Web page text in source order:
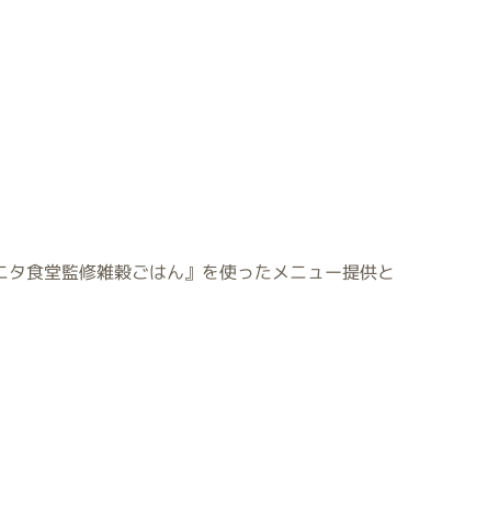
タ食堂監修雑穀ごはん』を使ったメニュー提供と